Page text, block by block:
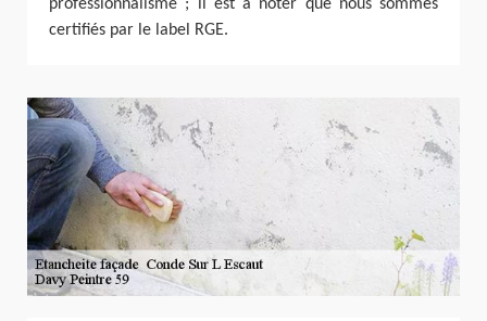
professionnalisme ; il est à noter que nous sommes
certifiés par le label RGE.